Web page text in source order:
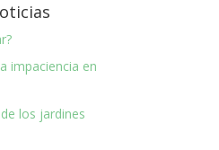
impaciencia en
los jardines